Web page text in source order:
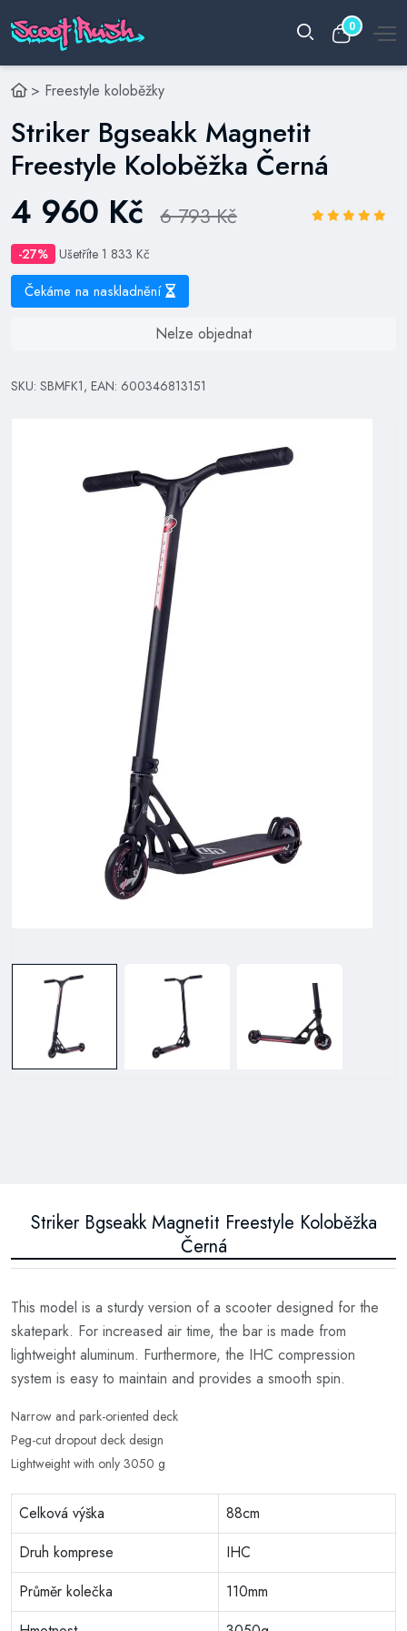
0
> Freestyle koloběžky
Striker Bgseakk Magnetit
Freestyle Koloběžka Černá
4 960 Kč 6 793 Kč
-27% Ušetříte 1 833 Kč
Čekáme na naskladnění
Nelze objednat
SKU: SBMFK1, EAN: 600346813151
Striker Bgseakk Magnetit Freestyle Koloběžka
Černá
This model is a sturdy version of a scooter designed for the
skatepark. For increased air time, the bar is made from
lightweight aluminum. Furthermore, the IHC compression
system is easy to maintain and provides a smooth spin.
Narrow and park-oriented deck
Peg-cut dropout deck design
Lightweight with only 3050 g
Celková výška
88cm
Druh komprese
IHC
Průměr kolečka
110mm